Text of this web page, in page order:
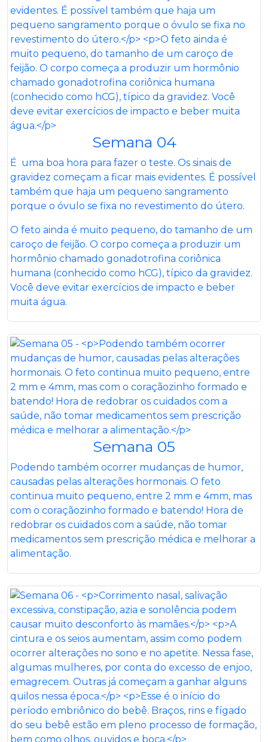
Semana 04
É uma boa hora para fazer o teste. Os sinais de
gravidez começam a ficar mais evidentes. É possível
também que haja um pequeno sangramento
porque o óvulo se fixa no revestimento do útero.
O feto ainda é muito pequeno, do tamanho de um
caroço de feijão. O corpo começa a produzir um
hormônio chamado gonadotrofina coriônica
humana (conhecido como hCG), típico da gravidez.
Você deve evitar exercícios de impacto e beber
muita água.
Semana 05
Podendo também ocorrer mudanças de humor,
causadas pelas alterações hormonais. O feto
continua muito pequeno, entre 2 mm e 4mm, mas
com o coraçãozinho formado e batendo! Hora de
redobrar os cuidados com a saúde, não tomar
medicamentos sem prescrição médica e melhorar a
alimentação.